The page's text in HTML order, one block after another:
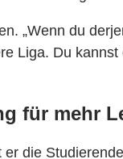
„Wenn du
Liga. Du
für mehr
die